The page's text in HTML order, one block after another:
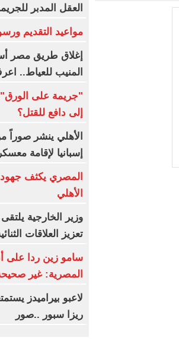
العقل المدبر
مواعيد التقديم
إغلاق طريق مصر
المنيب للعياط..
"جريمة على
إلى دافع للقتل؟
الأهلي ينشر صوراً
إسبانيا لإقامة
المصري يكثف
الأهلي
وزير الخارجية
تعزيز العلاقات
سامو زين ردا على
المصرية: غير
لاعبو بيراميدز
ريزا سبور ..صور